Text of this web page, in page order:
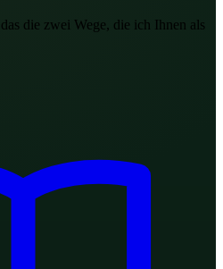
die zwei Wege, die ich Ihnen als